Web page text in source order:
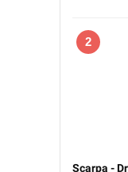
2
Scarpa -